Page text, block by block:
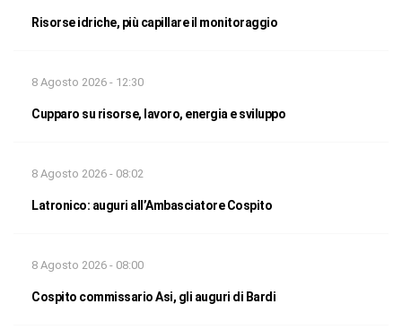
Risorse idriche, più capillare il monitoraggio
8 Agosto 2026 - 12:30
Cupparo su risorse, lavoro, energia e sviluppo
8 Agosto 2026 - 08:02
Latronico: auguri all’Ambasciatore Cospito
8 Agosto 2026 - 08:00
Cospito commissario Asi, gli auguri di Bardi